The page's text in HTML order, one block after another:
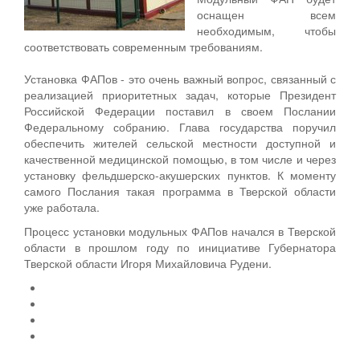
оснащен всем
необходимым, чтобы
соответствовать современным требованиям.
Установка ФАПов - это очень важный вопрос, связанный с
реализацией приоритетных задач, которые Президент
Российской Федерации поставил в своем Послании
Федеральному собранию. Глава государства поручил
обеспечить жителей сельской местности доступной и
качественной медицинской помощью, в том числе и через
установку фельдшерско-акушерских пунктов. К моменту
самого Послания такая программа в Тверской области
уже работала.
Процесс установки модульных ФАПов начался в Тверской
области в прошлом году по инициативе Губернатора
Тверской области Игоря Михайловича Рудени.